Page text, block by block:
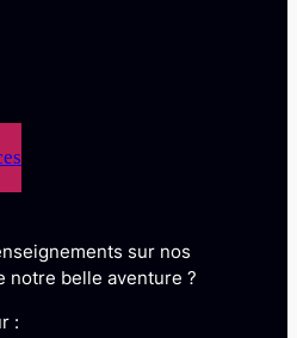
sur nos
notre belle aventure ?
: